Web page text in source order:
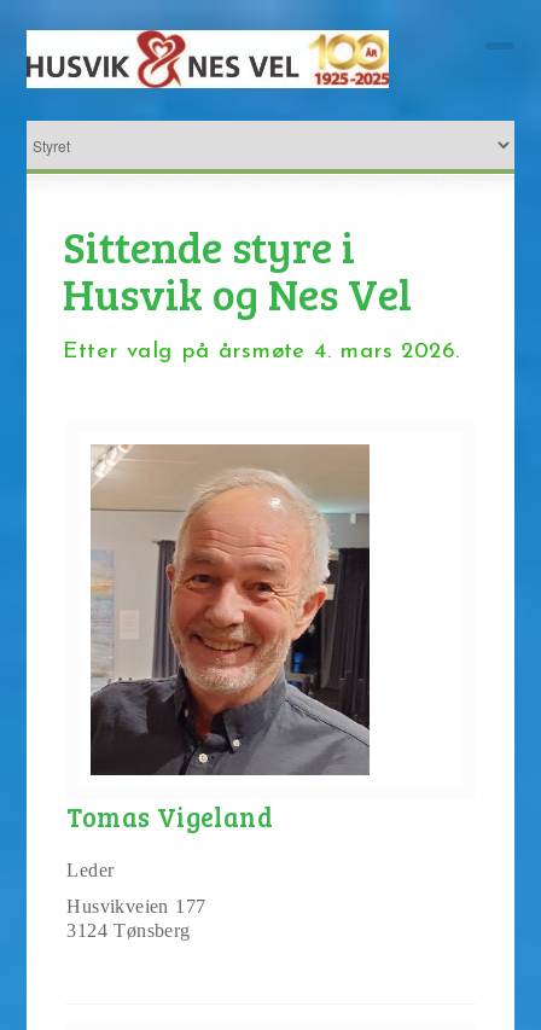
Sittende styre i
Husvik og Nes Vel
Etter valg på årsmøte 4. mars 2026.
Tomas Vigeland
Leder
Husvikveien 177
3124 Tønsberg